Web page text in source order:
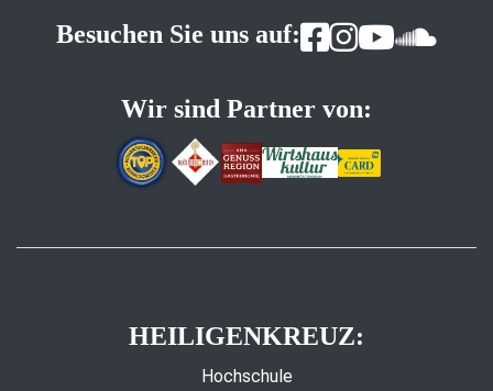
Besuchen Sie uns auf:
Wir sind Partner von:
HEILIGENKREUZ:
Hochschule